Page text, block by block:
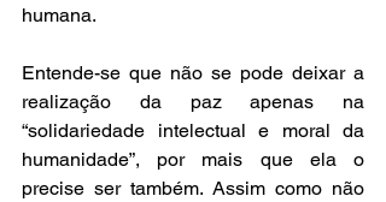
humana.
Entende-se que não se pode deixar a
realização da paz apenas na
“solidariedade intelectual e moral da
humanidade”, por mais que ela o
precise ser também. Assim como não